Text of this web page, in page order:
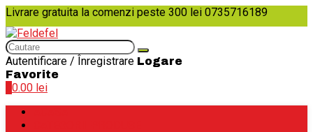
Livrare gratuita la comenzi peste 300 lei 0735716189
Autentificare / Înregistrare Logare
Favorite
0.00 lei